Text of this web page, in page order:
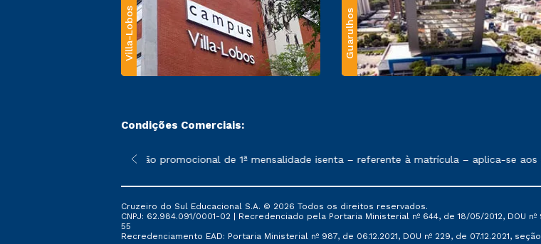
Villa-Lobos Guarulhos
Condições Comerciais:
sofrer alterações nos períodos de rematrícula conforme exposto no contrato de prestação de
*A condição promocional de 1ª mensalidade isenta – referente à matrícula – aplica-se
Cruzeiro do Sul Educacional S.A. © 2026 Todos os direitos reservados.
CNPJ: 62.984.091/0001-02 | Recredenciado pela Portaria Ministerial nº 644, de 18/05/2012, DOU nº
55
Recredenciamento EAD: Portaria Ministerial nº 987, de 06.12.2021, DOU nº 229, de 07.12.2021,